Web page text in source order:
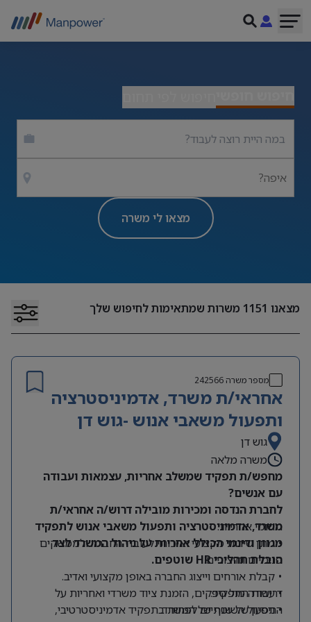
איפה?
מצאו לי משרה
מצאנו 1151 משרות שמתאימות לחיפוש שלך
מספר משרה242566
אחראי/ת משרד, אדמיניסטרציה
ותפעול משאבי אנוש -גוש דן
גוש דן
משרה מלאה
מחפש/ת תפקיד שמשלב אחריות, עצמאות ועבודה
עם אנשים?
לחברת הנדסה ומכירות מובילה דרוש/ה אחראי/ת
משרד, אדמיניסטרציה ותפעול משאבי אנוש לתפקיד
מגוון ודינמי הכולל אחריות על ניהול המשרד לצד
הובלת תהליכי HR שוטפים.
תחומי אחריות:
• מתן שירות מקצועי ואיכותי לעובדי החברה ולממשקים
פנימיים וחיצוניים.
• קבלת אורחים וייצוג החברה באופן מקצועי ואדיב.
• עבודה מול ספקים, הזמנת ציוד משרדי ואחריות על
התפעול השוטף של המשרד.
דרישות התפקיד:
• ניסיון של שנתיים לפחות בתפקיד אדמיניסטרטיבי,